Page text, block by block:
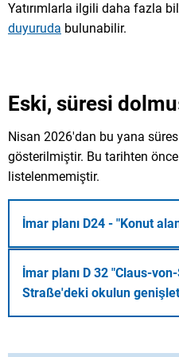
Yatırımlarla ilgili daha fazla
duyuruda bulunabilir.
Eski, süresi
Nisan 2026'dan bu yana
gösterilmiştir. Bu tarihten
listelenmemiştir.
İmar planı D24 - "Konut
İmar planı D 32 "Claus-
Straße'deki okulun